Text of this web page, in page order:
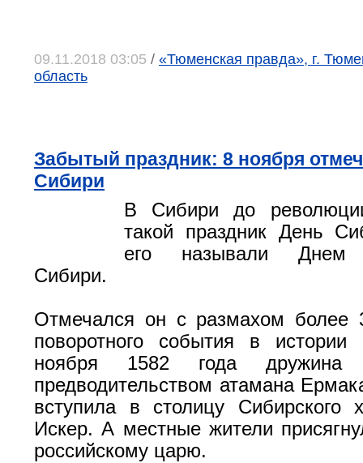
09.11.2018 03:05 / «Тюменская правда», г.
область
Забытый праздник: 8 ноября
Сибири
В Сибири до
такой праздник День
его называли Днем
Сибири.
Отмечался он с размахом более
поворотного события в истории
ноября 1582 года дружина
предводительством атамана
вступила в столицу Сибирского
Искер. А местные жители
российскому царю.